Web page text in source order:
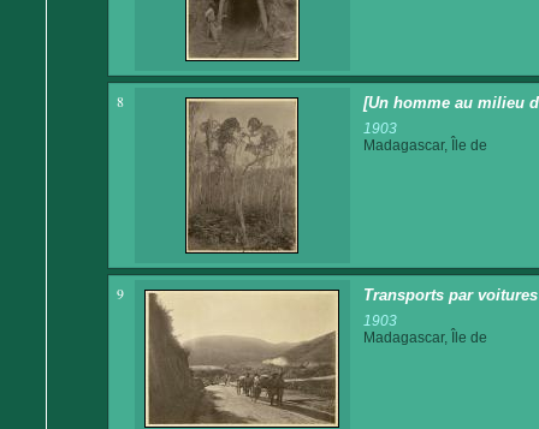
8 [Un homme au milieu
1903
Madagascar, Île de
9 Transports par
1903
Madagascar, Île de